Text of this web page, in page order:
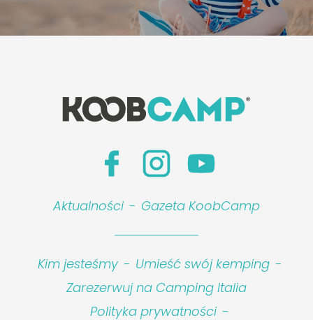
Aktualności - Gazeta KoobCamp
Kim jesteśmy - Umieść swój kemping -
Zarezerwuj na Camping Italia
Polityka prywatności -